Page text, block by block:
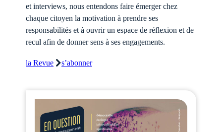
et interviews, nous entendons faire émerger chez
chaque citoyen la motivation à prendre ses
responsabilités et à ouvrir un espace de réflexion et de
recul afin de donner sens à ses engagements.
la Revue s’abonner